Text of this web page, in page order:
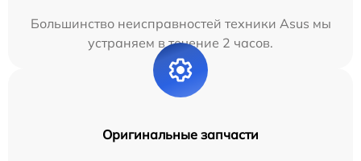
Большинство неисправностей техники Asus мы
устраняем в течение 2 часов.
Оригинальные запчасти